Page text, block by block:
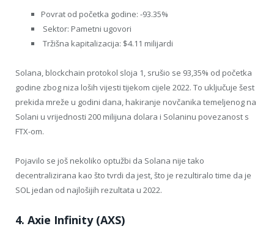
Povrat od početka godine: -93.35%
Sektor: Pametni ugovori
Tržišna kapitalizacija: $4.11 milijardi
Solana, blockchain protokol sloja 1, srušio se 93,35% od početka
godine zbog niza loših vijesti tijekom cijele 2022. To uključuje šest
prekida mreže u godini dana, hakiranje novčanika temeljenog na
Solani u vrijednosti 200 milijuna dolara i Solaninu povezanost s
FTX-om.
Pojavilo se još nekoliko optužbi da Solana nije tako
decentralizirana kao što tvrdi da jest, što je rezultiralo time da je
SOL jedan od najlošijih rezultata u 2022.
4. Axie Infinity (AXS)